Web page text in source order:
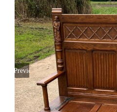
Soovikorv
Est
Previous